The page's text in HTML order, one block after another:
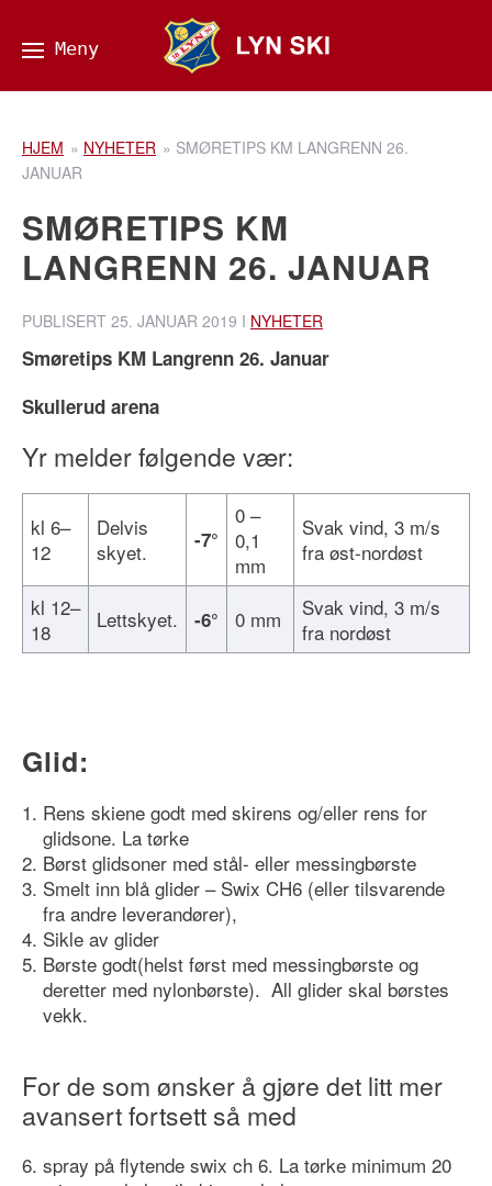
HJEM » NYHETER » SMØRETIPS KM LANGRENN 26.
JANUAR
SMØRETIPS KM
LANGRENN 26. JANUAR
PUBLISERT 25. JANUAR 2019 I NYHETER
­­Smøretips KM Langrenn 26. Januar
Skullerud arena
Yr melder følgende vær:
kl 6–
12
Delvis
skyet.
-7°
0 –
0,1
mm
Svak vind, 3 m/s
fra øst-nordøst
kl 12–
18
Lettskyet. -6° 0 mm
Svak vind, 3 m/s
fra nordøst
Glid:
Rens skiene godt med skirens og/eller rens for
glidsone. La tørke
Børst glidsoner med stål- eller messingbørste
Smelt inn blå glider – Swix CH6 (eller tilsvarende
fra andre leverandører),
Sikle av glider
Børste godt(helst først med messingbørste og
deretter med nylonbørste). All glider skal børstes
vekk.
For de som ønsker å gjøre det litt mer
avansert fortsett så med
spray på flytende swix ch 6. La tørke minimum 20